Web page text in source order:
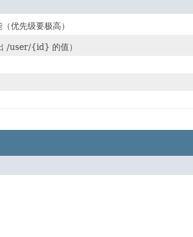
优先级要极高）
/user/{id} 的值）